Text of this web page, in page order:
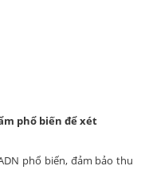
phổ biến để xét
phổ biến, đảm bảo thu